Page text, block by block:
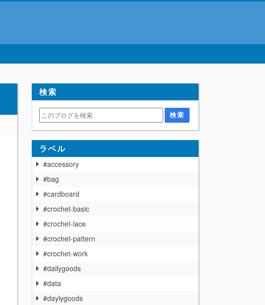
検索
ラベル
#accessory
#bag
#cardboard
#crochet-basic
#crochet-lace
#crochet-pattern
#crochet-work
#dailygoods
#data
#daylygoods